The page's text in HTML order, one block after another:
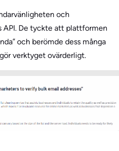
och
De tyckte att plattformen
och berömde dess många
verktyget ovärderligt.